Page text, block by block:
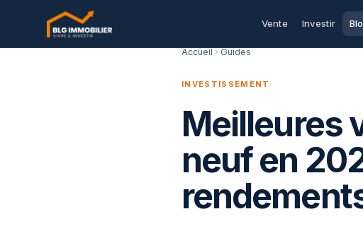
Vente Investir
Accueil Guides
INVESTISSEMENT
Meilleures
neuf en